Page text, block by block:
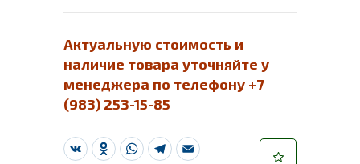
Актуальную стоимость и
наличие товара уточняйте у
менеджера по телефону +7
(983) 253-15-85
VK Odnoklassniki
WhatsApp
Telegram
Email